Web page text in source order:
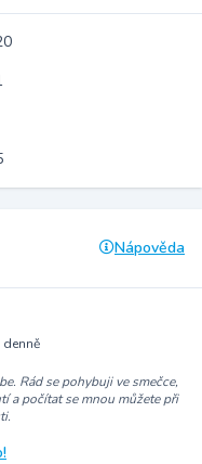
Nápověda
Rád se pohybuji ve smečce,
a počítat se mnou můžete při